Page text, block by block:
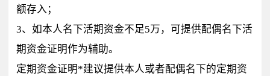
额存入；
3、如本人名下活期资金不足5万，可提供配偶名下活
期资金证明作为辅助。
定期资金证明*建议提供本人或者配偶名下的定期资